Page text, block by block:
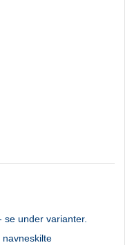
under varianter.
navneskilte